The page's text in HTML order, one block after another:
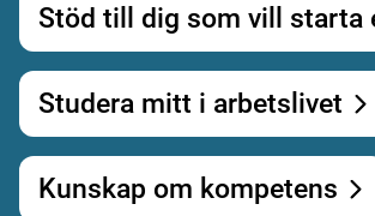
Stöd till dig som vill starta
Studera mitt i arbetslivet
Kunskap om kompetens